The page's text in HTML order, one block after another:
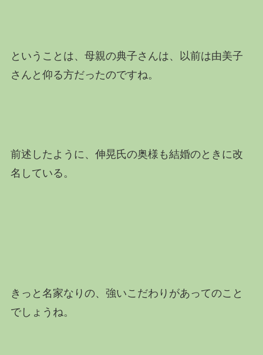
ということは、母親の典子さんは、以前は由美子
さんと仰る方だったのですね。
前述したように、伸晃氏の奥様も結婚のときに改
名している。
きっと名家なりの、強いこだわりがあってのこと
でしょうね。